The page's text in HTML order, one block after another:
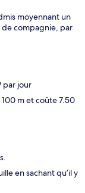
moyennant un
de compagnie, par
par jour
m et coûte 7.50
en sachant qu’il y